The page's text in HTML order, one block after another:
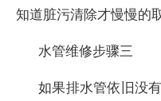
知道脏污清除才慢慢的
水管维修步骤三
如果排水管依旧没